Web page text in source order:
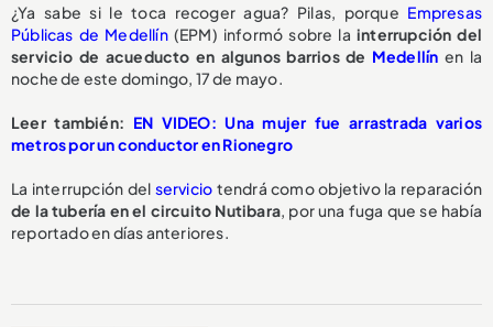
¿Ya sabe si le toca recoger agua? Pilas, porque Empresas
Públicas de Medellín(EPM) informó sobre la interrupción del
servicio de acueducto en algunos barrios de Medellín en la
noche de este domingo, 17 de mayo.
Leer también: EN VIDEO: Una mujer fue arrastrada varios
metros por un conductor en Rionegro
La interrupción del servicio tendrá como objetivo la reparación
de la tubería en el circuito Nutibara, por una fuga que se había
reportado en días anteriores.